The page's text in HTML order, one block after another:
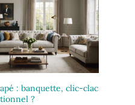
: banquette, clic-clac
?